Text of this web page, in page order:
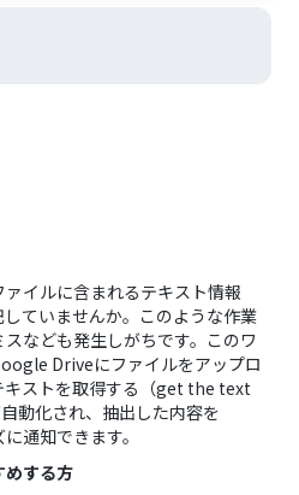
イルに含まれるテキスト情報
ていませんか。このような作業
なども発生しがちです。このワ
Driveにファイルをアップロ
キストを取得する（get the text
動化され、抽出した内容を
通知できます。
する方